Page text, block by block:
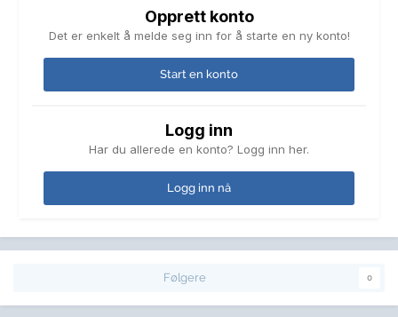
Opprett konto
Det er enkelt å melde seg inn for å starte en ny konto!
Start en konto
Logg inn
Har du allerede en konto? Logg inn her.
Logg inn nå
Følgere 0